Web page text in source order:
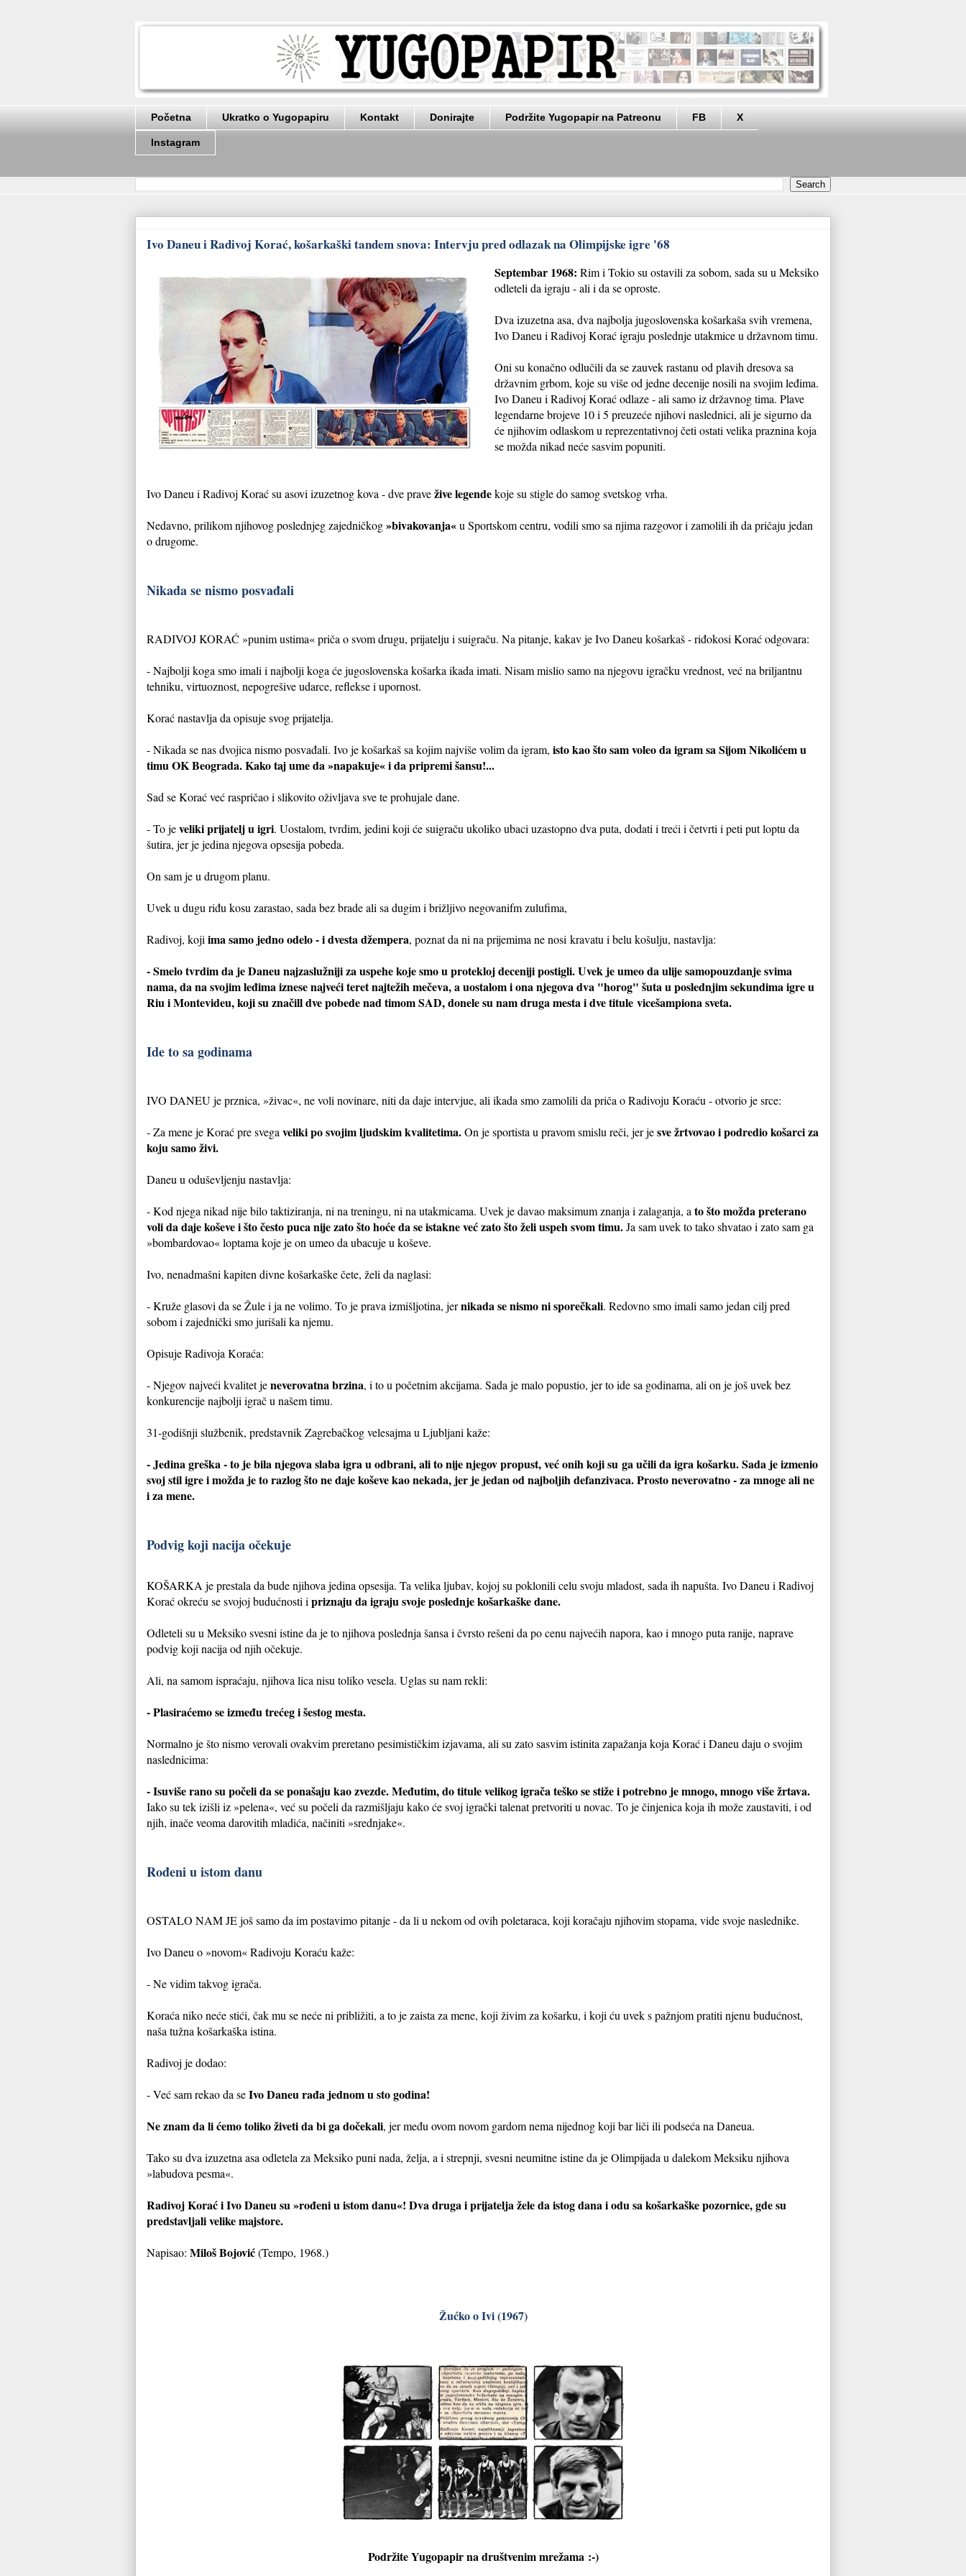
Početna Ukratko o Yugopapiru Kontakt Donirajte Podržite Yugopapir na Patreonu FB X
Instagram
Ivo Daneu i Radivoj Korać, košarkaški tandem snova: Intervju pred odlazak na Olimpijske igre '68
Septembar 1968: Rim i Tokio su ostavili za sobom, sada su u Meksiko
odleteli da igraju - ali i da se oproste.
Dva izuzetna asa, dva najbolja jugoslovenska košarkaša svih vremena,
Ivo Daneu i Radivoj Korać igraju poslednje utakmice u državnom timu.
Oni su konačno odlučili da se zauvek rastanu od plavih dresova sa
državnim grbom, koje su više od jedne decenije nosili na svojim leđima.
Ivo Daneu i Radivoj Korać odlaze - ali samo iz državnog tima. Plave
legendarne brojeve 10 i 5 preuzeće njihovi naslednici, ali je sigurno da
će njihovim odlaskom u reprezentativnoj četi ostati velika praznina koja
se možda nikad neće sasvim popuniti.
Ivo Daneu i Radivoj Korać su asovi izuzetnog kova - dve pravežive legendekoje su stigle do samog svetskog vrha.
Nedavno, prilikom njihovog poslednjeg zajedničkog»bivakovanja«u Sportskom centru, vodili smo sa njima razgovor i zamolili ih da pričaju jedan
o drugome.
Nikada se nismo posvađali
RADIVOJ KORAĆ »punim ustima« priča o svom drugu, prijatelju i suigraču. Na pitanje, kakav je Ivo Daneu košarkaš - riđokosi Korać odgovara:
- Najbolji koga smo imali i najbolji koga će jugoslovenska košarka ikada imati. Nisam mislio samo na njegovu igračku vrednost, već na briljantnu
tehniku, virtuoznost, nepogrešive udarce, reflekse i upornost.
Korać nastavlja da opisuje svog prijatelja.
- Nikada se nas dvojica nismo posvađali. Ivo je košarkaš sa kojim najviše volim da igram, isto kao što sam voleo da igram sa Sijom Nikolićem u
timu OK Beograda. Kako taj ume da »napakuje« i da pripremi šansu!...
Sad se Korać već raspričao i slikovito oživljava sve te prohujale dane.
- To jeveliki prijatelj u igri. Uostalom, tvrdim, jedini koji će suigraču ukoliko ubaci uzastopno dva puta, dodati i treći i četvrti i peti put loptu da
šutira, jer je jedina njegova opsesija pobeda.
On sam je u drugom planu.
Uvek u dugu riđu kosu zarastao, sada bez brade ali sa dugim i brižljivo negovanifm zulufima,
Radivoj, koji ima samo jedno odelo - i dvesta džempera, poznat da ni na prijemima ne nosi kravatu i belu košulju, nastavlja:
- Smelo tvrdim da je Daneu najzaslužniji za uspehe koje smo u protekloj deceniji postigli. Uvek je umeo da ulije samopouzdanje svima
nama, da na svojim leđima iznese najveći teret najtežih mečeva, a uostalom i ona njegova dva "horog" šuta u poslednjim sekundima igre u
Riu i Montevideu, koji su značill dve pobede nad timom SAD, donele su nam druga mesta i dve titule vicešampiona sveta.
Ide to sa godinama
IVO DANEU je prznica, »živac«, ne voli novinare, niti da daje intervjue, ali ikada smo zamolili da priča o Radivoju Koraću - otvorio je srce:
- Za mene je Korać pre svega veliki po svojim ljudskim kvalitetima.On je sportista u pravom smislu reči, jer jesve žrtvovao i podredio košarci za
koju samo živi.
Daneu u oduševljenju nastavlja:
- Kod njega nikad nije bilo taktiziranja, ni na treningu, ni na utakmicama. Uvek je davao maksimum znanja i zalaganja, a to što možda preterano
voli da daje koševe i što često puca nije zato što hoće da se istakne već zato što želi uspeh svom timu.Ja sam uvek to tako shvatao i zato sam ga
»bombardovao« loptama koje je on umeo da ubacuje u koševe.
Ivo, nenadmašni kapiten divne košarkaške čete, želi da naglasi:
- Kruže glasovi da se Žule i ja ne volimo. To je prava izmišljotina, jernikada se nismo ni sporečkali. Redovno smo imali samo jedan cilj pred
sobom i zajednički smo jurišali ka njemu.
Opisuje Radivoja Koraća:
- Njegov najveći kvalitet jeneverovatna brzina, i to u početnim akcijama. Sada je malo popustio, jer to ide sa godinama, ali on je još uvek bez
konkurencije najbolji igrač u našem timu.
31-godišnji službenik, predstavnik Zagrebačkog velesajma u Ljubljani kaže:
- Jedina greška - to je bila njegova slaba igra u odbrani, ali to nije njegov propust, već onih koji su ga učili da igra košarku. Sada je izmenio
svoj stil igre i možda je to razlog što ne daje koševe kao nekada, jer je jedan od najboljih defanzivaca. Prosto neverovatno - za mnoge ali ne
i za mene.
Podvig koji nacija očekuje
KOŠARKA je prestala da bude njihova jedina opsesija. Ta velika ljubav, kojoj su poklonili celu svoju mladost, sada ih napušta. Ivo Daneu i Radivoj
Korać okreću se svojoj budućnosti i priznaju da igraju svoje poslednje košarkaške dane.
Odleteli su u Meksiko svesni istine da je to njihova poslednja šansa i čvrsto rešeni da po cenu najvećih napora, kao i mnogo puta ranije, naprave
podvig koji nacija od njih očekuje.
Ali, na samom ispraćaju, njihova lica nisu toliko vesela. Uglas su nam rekli:
- Plasiraćemo se između trećeg i šestog mesta.
Normalno je što nismo verovali ovakvim preretano pesimističkim izjavama, ali su zato sasvim istinita zapažanja koja Korać i Daneu daju o svojim
naslednicima:
- Isuviše rano su počeli da se ponašaju kao zvezde. Međutim, do titule velikog igrača teško se stiže i potrebno je mnogo, mnogo više žrtava.
Iako su tek izišli iz »pelena«, već su počeli da razmišljaju kako će svoj igrački talenat pretvoriti u novac. To je činjenica koja ih može zaustaviti, i od
njih, inače veoma darovitih mladića, načiniti »srednjake«.
Rođeni u istom danu
OSTALO NAM JE još samo da im postavimo pitanje - da li u nekom od ovih poletaraca, koji koračaju njihovim stopama, vide svoje naslednike.
Ivo Daneu o »novom« Radivoju Koraću kaže:
- Ne vidim takvog igrača.
Koraća niko neće stići, čak mu se neće ni približiti, a to je zaista za mene, koji živim za košarku, i koji ću uvek s pažnjom pratiti njenu budućnost,
naša tužna košarkaška istina.
Radivoj je dodao:
- Već sam rekao da seIvo Daneu rađa jednom u sto godina!
Ne znam da li ćemo toliko živeti da bi ga dočekali, jer među ovom novom gardom nema nijednog koji bar liči ili podseća na Daneua.
Tako su dva izuzetna asa odletela za Meksiko puni nada, želja, a i strepnji, svesni neumitne istine da je Olimpijada u dalekom Meksiku njihova
»labudova pesma«.
Radivoj Korać i Ivo Daneu su »rođeni u istom danu«! Dva druga i prijatelja žele da istog dana i odu sa košarkaške pozornice, gde su
predstavljali velike majstore.
Napisao: Miloš Bojović(Tempo, 1968.)
Žućko o Ivi (1967)
Podržite Yugopapir na društvenim mrežama :-)